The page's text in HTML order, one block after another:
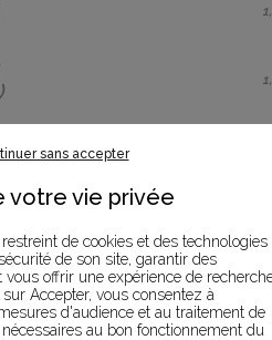
cabriolet
sans accepter
vie privée
de cookies et des technologies
de son site, garantir des
offrir une expérience de
Accepter, vous consentez à
d'audience et au traitement de
au bon fonctionnement du